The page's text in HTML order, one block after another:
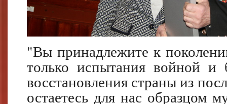
"Вы принадлежите к
только испытания войной
восстановления страны из
остаетесь для нас образцом